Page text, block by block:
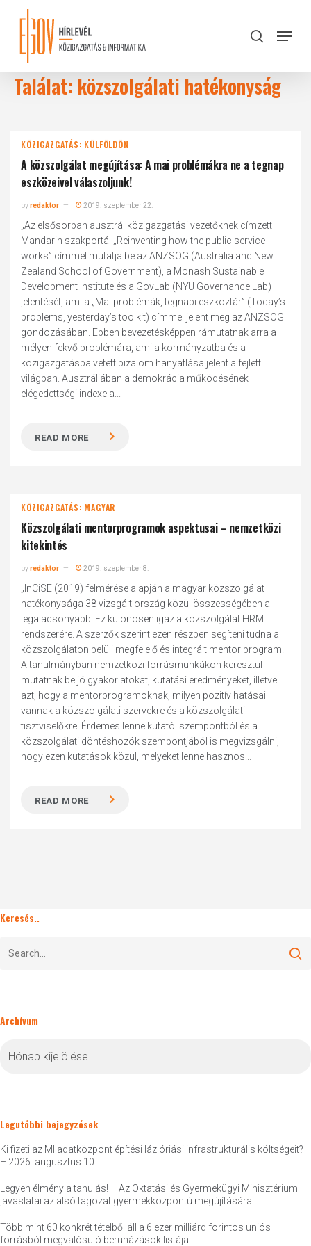
content
search
Menu
Találat: közszolgálati hatékonyság
KÖZIGAZGATÁS: KÜLFÖLDÖN
A közszolgálat megújítása: A mai problémákra ne a tegnap
eszközeivel válaszoljunk!
byredaktor 2019. szeptember 22.
„Az elsősorban ausztrál közigazgatási vezetőknek címzett
Mandarin szakportál „Reinventing how the public service
works” címmel mutatja be az ANZSOG (Australia and New
Zealand School of Government), a Monash Sustainable
Development Institute és a GovLab (NYU Governance Lab)
jelentését, ami a „Mai problémák, tegnapi eszköztár” (Today’s
problems, yesterday’s toolkit) címmel jelent meg az ANZSOG
gondozásában. Ebben bevezetésképpen rámutatnak arra a
mélyen fekvő problémára, ami a kormányzatba és a
közigazgatásba vetett bizalom hanyatlása jelent a fejlett
világban. Ausztráliában a demokrácia működésének
elégedettségi indexe a...
READ MORE
KÖZIGAZGATÁS: MAGYAR
Közszolgálati mentorprogramok aspektusai – nemzetközi
kitekintés
byredaktor 2019. szeptember 8.
„InCiSE (2019) felmérése alapján a magyar közszolgálat
hatékonysága 38 vizsgált ország közül összességében a
legalacsonyabb. Ez különösen igaz a közszolgálat HRM
rendszerére. A szerzők szerint ezen részben segíteni tudna a
közszolgálaton belüli megfelelő és integrált mentor program.
A tanulmányban nemzetközi forrásmunkákon keresztül
mutatnak be jó gyakorlatokat, kutatási eredményeket, illetve
azt, hogy a mentorprogramoknak, milyen pozitív hatásai
vannak a közszolgálati szervekre és a közszolgálati
tisztviselőkre. Érdemes lenne kutatói szempontból és a
közszolgálati döntéshozók szempontjából is megvizsgálni,
hogy ezen kutatások közül, melyeket lenne hasznos...
READ MORE
Keresés..
Archívum
Legutóbbi bejegyzések
Ki fizeti az MI adatközpont építési láz óriási infrastrukturális költségeit?
– 2026. augusztus 10.
Legyen élmény a tanulás! – Az Oktatási és Gyermekügyi Minisztérium
javaslatai az alsó tagozat gyermekközpontú megújítására
Több mint 60 konkrét tételből áll a 6 ezer milliárd forintos uniós
forrásból megvalósuló beruházások listája
Close